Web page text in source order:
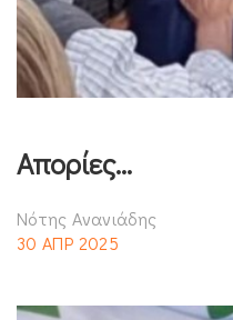
Απορίες…
Νότης Ανανιάδης
30 ΑΠΡ 2025